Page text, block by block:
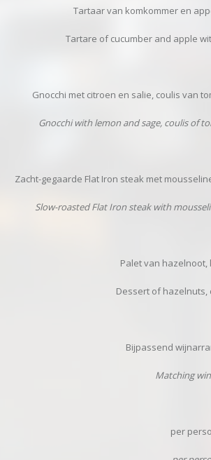
Tartaar van komkommer en
Tartare of cucumber and apple
Gnocchi met citroen en salie, coulis van
Gnocchi with lemon and sage, coulis of
Zacht-gegaarde Flat Iron steak met
Slow-roasted Flat Iron steak with
Palet van
Dessert of hazelnuts,
Bijpassend
Matching
per